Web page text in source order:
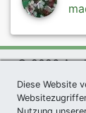
© 2026 Agel
Diese Website